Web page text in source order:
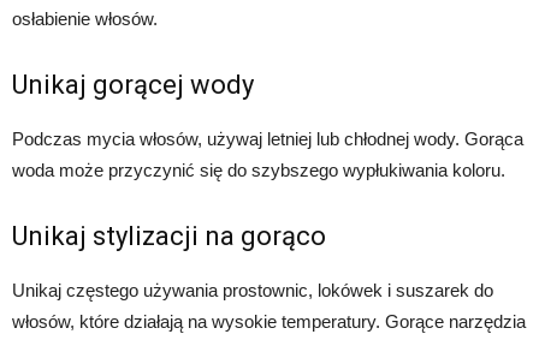
osłabienie włosów.
Unikaj gorącej wody
Podczas mycia włosów, używaj letniej lub chłodnej wody. Gorąca
woda może przyczynić się do szybszego wypłukiwania koloru.
Unikaj stylizacji na gorąco
Unikaj częstego używania prostownic, lokówek i suszarek do
włosów, które działają na wysokie temperatury. Gorące narzędzia